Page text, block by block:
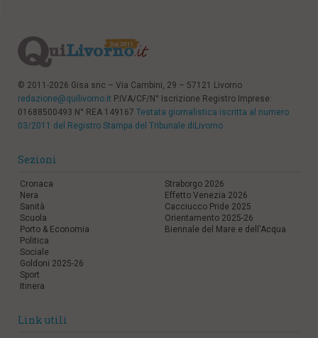
© 2011-2026 Gisa snc – Via Cambini, 29 – 57121 Livorno
redazione@quilivorno.it P.IVA/CF/N° Iscrizione Registro Imprese:
01688500493 N° REA 149167 Testata giornalistica iscritta al numero
03/2011 del Registro Stampa del Tribunale diLivorno
Sezioni
Cronaca
Nera
Sanità
Scuola
Porto & Economia
Politica
Sociale
Goldoni 2025-26
Sport
Itinera
Straborgo 2026
Effetto Venezia 2026
Cacciucco Pride 2025
Orientamento 2025-26
Biennale del Mare e dell'Acqua
Link utili